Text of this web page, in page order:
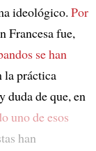
ideológico. Por
Francesa fue,
se han
práctica
duda de que, en
uno de esos
han